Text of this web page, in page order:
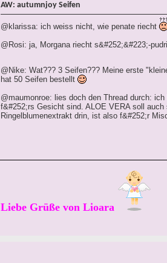
AW: autumnjoy Seifen
@klarissa: ich weiss nicht, wie penate riecht
@Rosi: ja, Morgana riecht s&#252;&#223;-
@Nike: Wat??? 3 Seifen??? Meine erste
hat 50 Seifen bestellt
@maumonroe: lies doch den Thread durch:
f&#252;rs Gesicht sind. ALOE VERA soll
Ringelblumenextrakt drin, ist also f&#252;r
Liebe Grüße von Lioara